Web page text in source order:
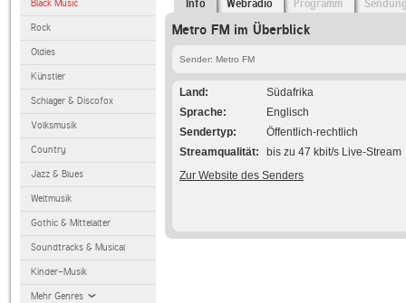
Black Music
Rock
Oldies
Künstler
Schlager & Discofox
Volksmusik
Country
Jazz & Blues
Weltmusik
Gothic & Mittelalter
Soundtracks & Musical
Kinder-Musik
Mehr Genres
Info Webradio Programm
Metro FM im Überblick
Sender: Metro FM
Land
Südafrika
Sprache
Englisch
Sendertyp
Öffentlich-rechtlich
Streamqualität
bis zu 47 kbit/s Live-Stream
Zur Website des Senders